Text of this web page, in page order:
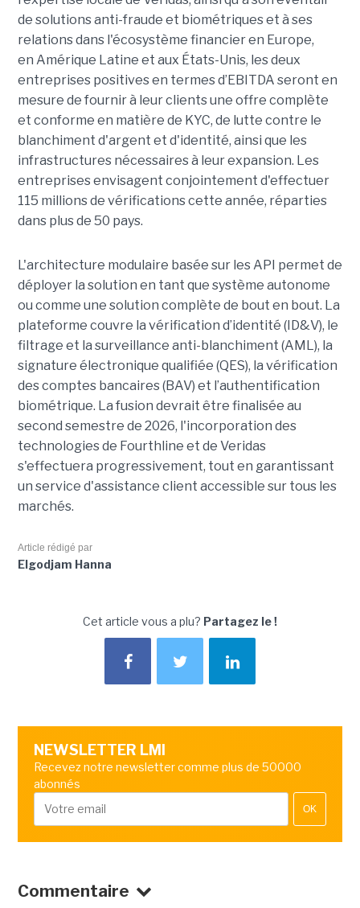
de solutions anti-fraude et biométriques et à ses
relations dans l'écosystème financier en Europe,
en Amérique Latine et aux États-Unis, les deux
entreprises positives en termes d’EBITDA seront en
mesure de fournir à leur clients une offre complète
et conforme en matière de KYC, de lutte contre le
blanchiment d'argent et d'identité, ainsi que les
infrastructures nécessaires à leur expansion. Les
entreprises envisagent conjointement d'effectuer
115 millions de vérifications cette année, réparties
dans plus de 50 pays.
L'architecture modulaire basée sur les API permet de
déployer la solution en tant que système autonome
ou comme une solution complète de bout en bout. La
plateforme couvre la vérification d’identité (ID&V), le
filtrage et la surveillance anti-blanchiment (AML), la
signature électronique qualifiée (QES), la vérification
des comptes bancaires (BAV) et l’authentification
biométrique. La fusion devrait être finalisée au
second semestre de 2026, l'incorporation des
technologies de Fourthline et de Veridas
s'effectuera progressivement, tout en garantissant
un service d'assistance client accessible sur tous les
marchés.
Article rédigé par
Elgodjam Hanna
Cet article vous a plu? Partagez le !
NEWSLETTER LMI
Recevez notre newsletter comme plus de 50000
abonnés
OK
Commentaire